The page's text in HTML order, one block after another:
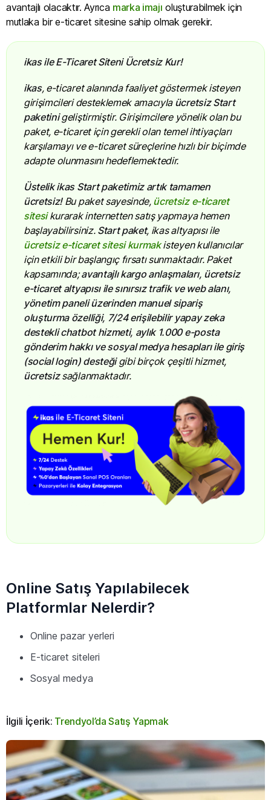
avantajlı olacaktır. Ayrıca marka imajı oluşturabilmek için
mutlaka bir e-ticaret sitesine sahip olmak gerekir.
ikas ile E-Ticaret Siteni Ücretsiz Kur!
ikas, e-ticaret alanında faaliyet göstermek isteyen
girişimcileri desteklemek amacıyla ücretsiz Start
paketinigeliştirmiştir. Girişimcilere yönelik olan bu
paket, e-ticaret için gerekli olan temel ihtiyaçları
karşılamayı ve e-ticaret süreçlerine hızlı bir biçimde
adapte olunmasını hedeflemektedir.
Üstelik ikas Start paketimiz artık tamamen
ücretsiz!Bu paket sayesinde, ücretsiz e-ticaret
sitesikurarak internetten satış yapmaya hemen
başlayabilirsiniz. Start paket, ikas altyapısı ile
ücretsiz e-ticaret sitesi kurmakisteyen kullanıcılar
için etkili bir başlangıç fırsatı sunmaktadır. Paket
kapsamında;avantajlı kargo anlaşmaları, ücretsiz
e-ticaret altyapısı ile sınırsız trafik ve web alanı,
yönetim paneli üzerinden manuel sipariş
oluşturma özelliği, 7/24 erişilebilir yapay zeka
destekli chatbot hizmeti, aylık 1.000 e-posta
gönderim hakkı ve sosyal medya hesapları ile giriş
(social login) desteğigibi birçok çeşitli hizmet,
ücretsizsağlanmaktadır.
Online Satış Yapılabilecek
Platformlar Nelerdir?
Online pazar yerleri
E-ticaret siteleri
Sosyal medya
İlgili İçerik: Trendyol’da Satış Yapmak